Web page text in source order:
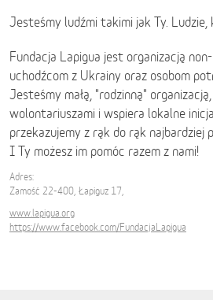
Jesteśmy ludźmi takimi jak Ty.
Fundacja Lapigua jest organizacją
uchodźcom z Ukrainy oraz osobom
Jesteśmy małą, "rodzinną"
wolontariuszami i wspiera lokalne
przekazujemy z rąk do rąk najbardziej
I Ty możesz im pomóc razem z nami!
Adres:
Zamość 22-400, Łapiguz 17,
www.lapigua.org
https://www.facebook.com/FundacjaLapigua